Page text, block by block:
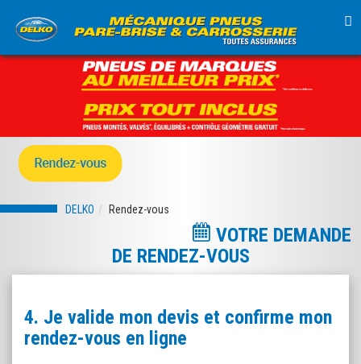
DELKO Rendez-vous
VOTRE DEMANDE
DE RENDEZ-VOUS
4. Je valide mon devis et confirme mon
rendez-vous en ligne